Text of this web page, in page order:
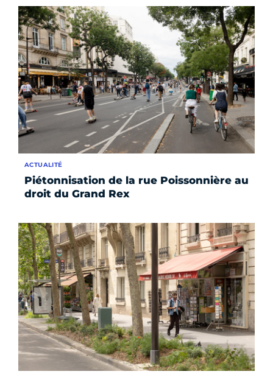
Piétonnisation de la rue Poissonnière au
droit du Grand Rex
ACTUALITÉ